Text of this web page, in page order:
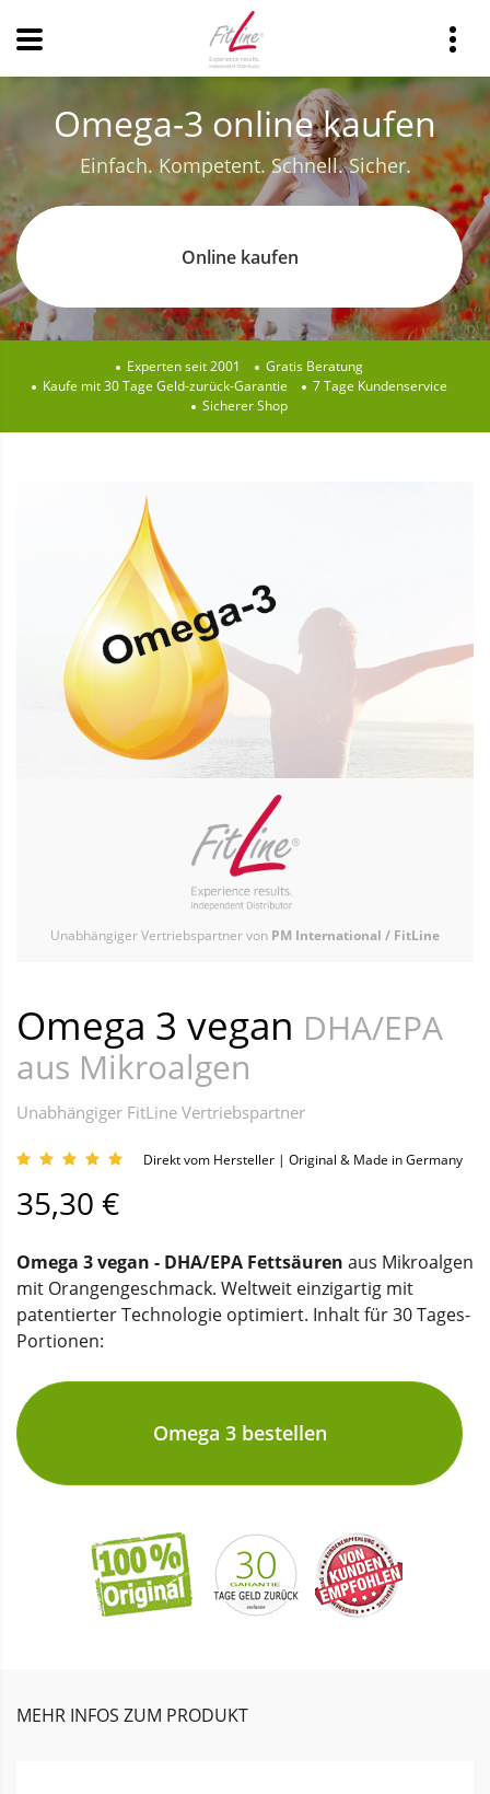
Omega-3 online kaufen
Einfach. Kompetent. Schnell. Sicher.
Online kaufen
Experten seit 2001
Gratis Beratung
Kaufe mit 30 Tage Geld-zurück-Garantie
7 Tage Kundenservice
Sicherer Shop
Unabhängiger Vertriebspartner von PM International / FitLine
Omega 3 vegan DHA/EPA
aus Mikroalgen
Unabhängiger FitLine Vertriebspartner
Direkt vom Hersteller | Original & Made in Germany
35,30 €
Omega 3 vegan - DHA/EPA Fettsäuren aus Mikroalgen
mit Orangengeschmack. Weltweit einzigartig mit
patentierter Technologie optimiert. Inhalt für 30 Tages-
Portionen:
Omega 3 bestellen
MEHR INFOS ZUM PRODUKT